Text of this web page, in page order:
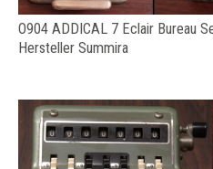
O904 ADDICAL 7 Eclair Bureau
Hersteller Summira